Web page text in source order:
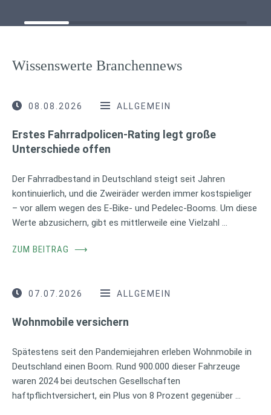
Wissenswerte Branchennews
08.08.2026 ALLGEMEIN
Erstes Fahrradpolicen-Rating legt große
Unterschiede offen
Der Fahrradbestand in Deutschland steigt seit Jahren
kontinuierlich, und die Zweiräder werden immer kostspieliger
– vor allem wegen des E-Bike- und Pedelec-Booms. Um diese
Werte abzusichern, gibt es mittlerweile eine Vielzahl …
ZUM BEITRAG ⟶
07.07.2026 ALLGEMEIN
Wohnmobile versichern
Spätestens seit den Pandemiejahren erleben Wohnmobile in
Deutschland einen Boom. Rund 900.000 dieser Fahrzeuge
waren 2024 bei deutschen Gesellschaften
haftpflichtversichert, ein Plus von 8 Prozent gegenüber …